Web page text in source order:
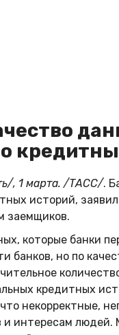
, 1 марта. /ТАСС/.
историй,
заемщиков.
которые банки
банков, но по
кредитных
некорректные,
интересам